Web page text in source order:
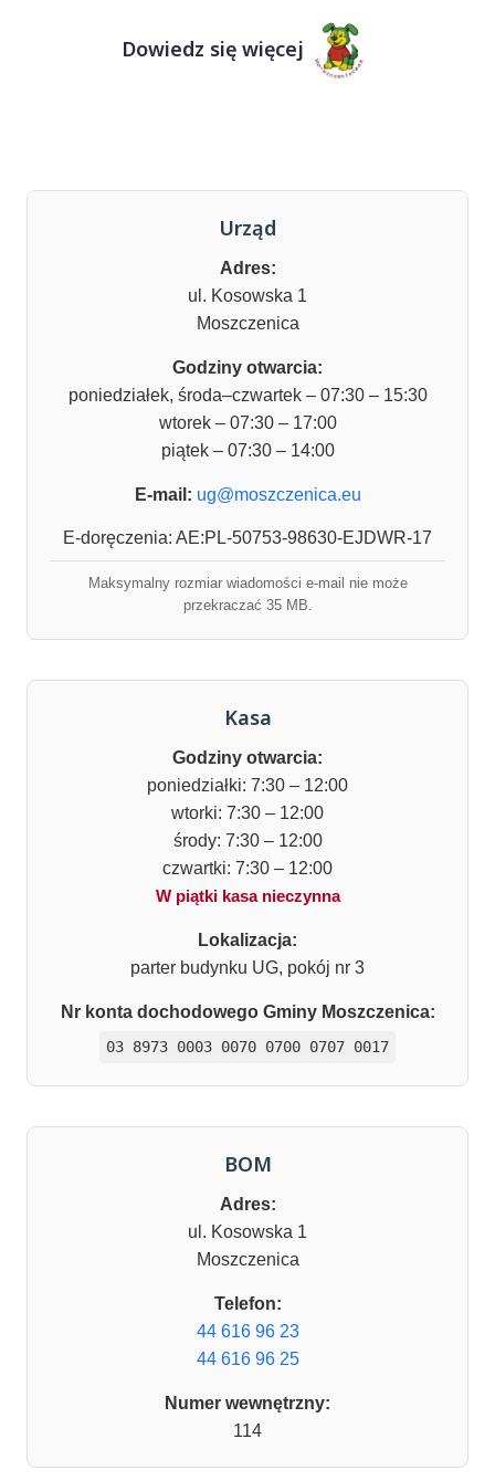
Dowiedz się więcej
Urząd
Adres:
ul. Kosowska 1
Moszczenica
Godziny otwarcia:
poniedziałek, środa–czwartek – 07:30 – 15:30
wtorek – 07:30 – 17:00
piątek – 07:30 – 14:00
E-mail: ug@moszczenica.eu
E-doręczenia: AE:PL-50753-98630-EJDWR-17
Maksymalny rozmiar wiadomości e-mail nie może
przekraczać 35 MB.
Kasa
Godziny otwarcia:
poniedziałki: 7:30 – 12:00
wtorki: 7:30 – 12:00
środy: 7:30 – 12:00
czwartki: 7:30 – 12:00
W piątki kasa nieczynna
Lokalizacja:
parter budynku UG, pokój nr 3
Nr konta dochodowego Gminy Moszczenica:
03 8973 0003 0070 0700 0707 0017
BOM
Adres:
ul. Kosowska 1
Moszczenica
Telefon:
44 616 96 23
44 616 96 25
Numer wewnętrzny:
114